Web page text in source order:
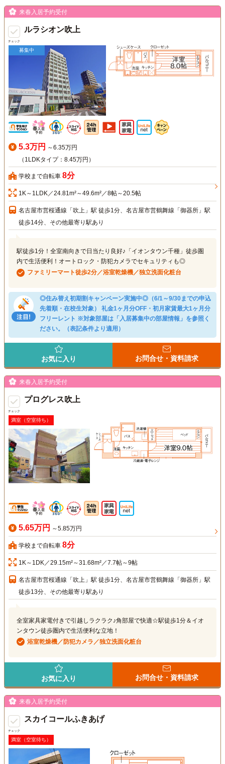
チェック
来春入居予約受付
ルラシオン吹上
募集中
5.3万円 ～6.35万円
（1LDKタイプ：8.45万円）
学校まで自転車 8分
1K～1LDK／24.81m²～49.6m²／8帖～20.5帖
名古屋市営桜通線「吹上」駅 徒歩1分、名古屋市営鶴舞線「御器所」駅
徒歩14分、その他最寄り駅あり
駅徒歩1分！全室南向きで日当たり良好♪「イオンタウン千種」徒歩圏
内で生活便利！オートロック・防犯カメラでセキュリティも◎
ファミリーマート徒歩2分／浴室乾燥機／独立洗面化粧台
◎住み替え初期割キャンペーン実施中◎（6/1～9/30までの申込
先着順・在校生対象） 礼金1ヶ月分OFF・初月家賃最大1ヶ月分
フリーレント ※対象部屋は「入居募集中の部屋情報」を参照く
ださい。（表記条件より適用）
お気に入り お問合せ・資料請求
チェック
来春入居予約受付
プログレス吹上
満室（空室待ち）
5.65万円 ～5.85万円
学校まで自転車 8分
1K～1DK／29.15m²～31.68m²／7.7帖～9帖
名古屋市営桜通線「吹上」駅 徒歩1分、名古屋市営鶴舞線「御器所」駅
徒歩13分、その他最寄り駅あり
全室家具家電付きで引越しラクラク♪角部屋で快適☆駅徒歩1分＆イオ
ンタウン徒歩圏内で生活便利な立地！
浴室乾燥機／防犯カメラ／独立洗面化粧台
お気に入り お問合せ・資料請求
チェック
来春入居予約受付
スカイコールふきあげ
満室（空室待ち）